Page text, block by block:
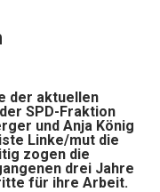
der aktuellen
SPD-Fraktion
und Anja König
Linke/mut die
zogen die
drei Jahre
für ihre Arbeit.